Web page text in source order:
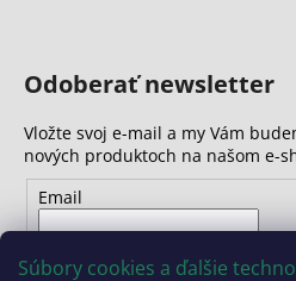
Súbory cookies a ďalšie
Odoberať newsletter
Vložte svoj e-mail a my Vám
nových produktoch na našom e-
Email
osobných údajov